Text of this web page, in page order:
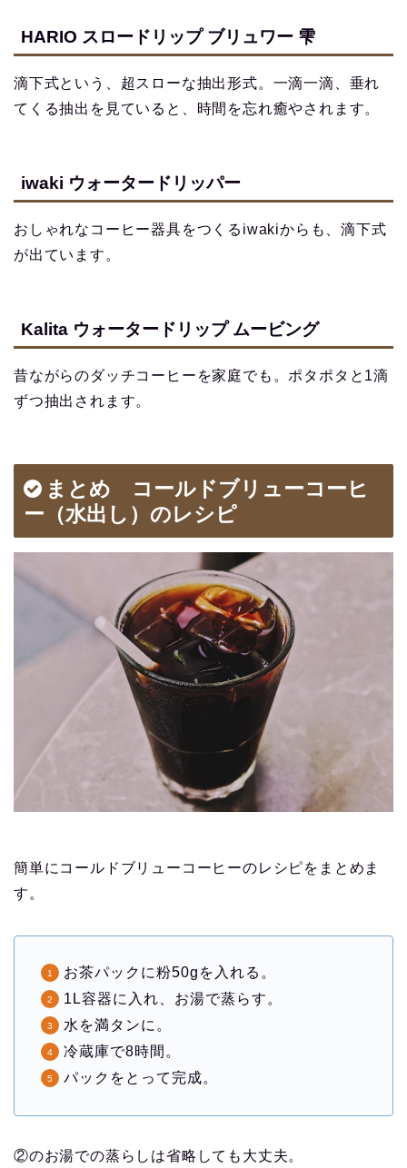
HARIO スロードリップ ブリュワー 雫
滴下式という、超スローな抽出形式。一滴一滴、垂れ
てくる抽出を見ていると、時間を忘れ癒やされます。
iwaki ウォータードリッパー
おしゃれなコーヒー器具をつくるiwakiからも、滴下式
が出ています。
Kalita ウォータードリップ ムービング
昔ながらのダッチコーヒーを家庭でも。ポタポタと1滴
ずつ抽出されます。
まとめ コールドブリューコーヒ
ー（水出し）のレシピ
簡単にコールドブリューコーヒーのレシピをまとめま
す。
お茶パックに粉50gを入れる。
1L容器に入れ、お湯で蒸らす。
水を満タンに。
冷蔵庫で8時間。
パックをとって完成。
②のお湯での蒸らしは省略しても大丈夫。